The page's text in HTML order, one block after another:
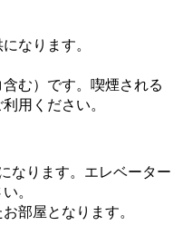
なります。
む）です。喫煙される
用ください。
なります。エレベーター
。
部屋となります。